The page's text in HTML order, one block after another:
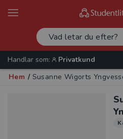
Handlar som:
Privatkund
Hem / Susanne Wigorts